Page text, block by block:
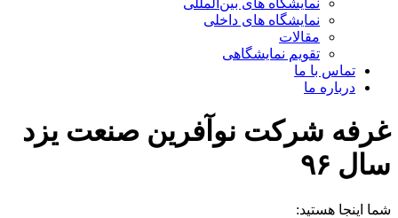
نمایشگاه های بین‌المللی
نمایشگاه های داخلی
مقالات
تقویم نمایشگاهی
تماس با ما
درباره ما
غرفه شرکت نوآفرین صنعت یزد
سال ۹۶
شما اینجا هستید: